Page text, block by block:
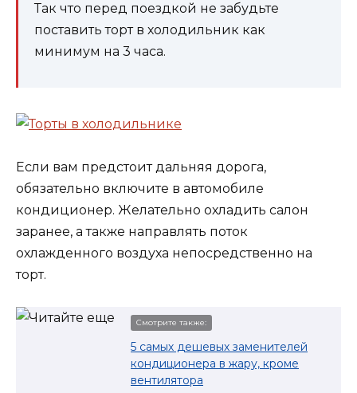
Так что перед поездкой не забудьте
поставить торт в холодильник как
минимум на 3 часа.
Если вам предстоит дальняя дорога,
обязательно включите в автомобиле
кондиционер. Желательно охладить салон
заранее, а также направлять поток
охлажденного воздуха непосредственно на
торт.
Смотрите также:
5 самых дешевых заменителей
кондиционера в жару, кроме
вентилятора